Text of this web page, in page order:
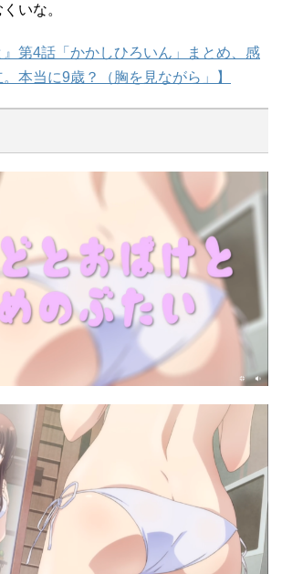
いな。
』第4話「かかしひろいん」まとめ、感
本当に9歳？（胸を見ながら」】